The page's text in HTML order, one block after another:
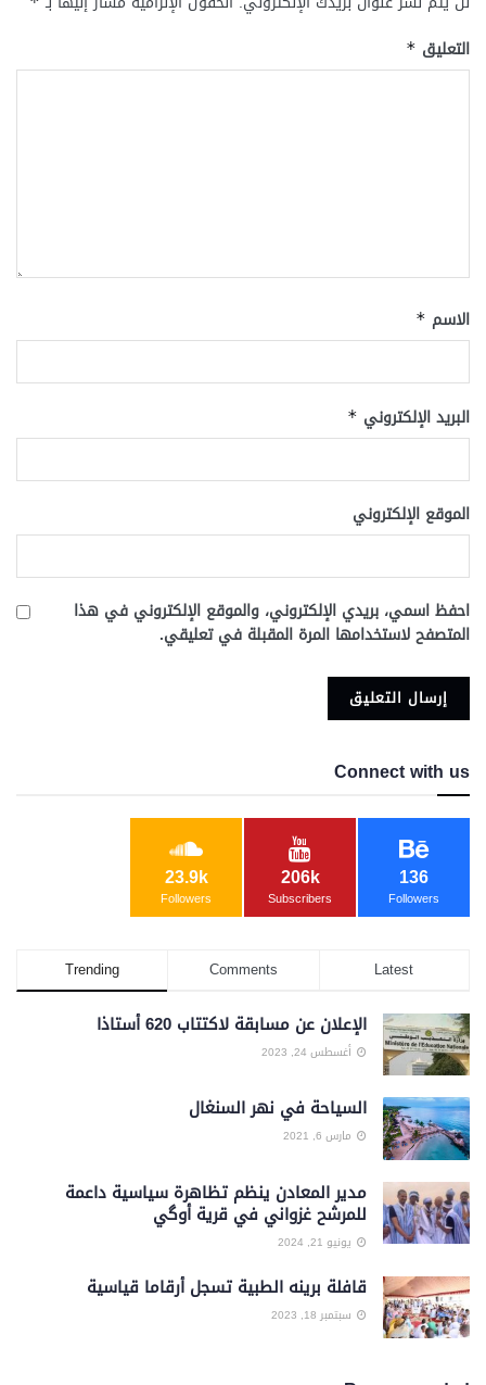
التعليق *
الاسم *
البريد الإلكتروني *
الموقع الإلكتروني
احفظ اسمي، بريدي الإلكتروني، والموقع الإلكتروني في هذا
المتصفح لاستخدامها المرة المقبلة في تعليقي.
Connect with us
136
Followers
206k
Subscribers
23.9k
Followers
Trending Comments Latest
الإعلان عن مسابقة لاكتتاب 620 أستاذا
أغسطس 24, 2023
السياحة في نهر السنغال
مارس 6, 2021
مدير المعادن ينظم تظاهرة سياسية داعمة
للمرشح غزواني في قرية أوگي
يونيو 21, 2024
قافلة برينه الطبية تسجل أرقاما قياسية
سبتمبر 18, 2023